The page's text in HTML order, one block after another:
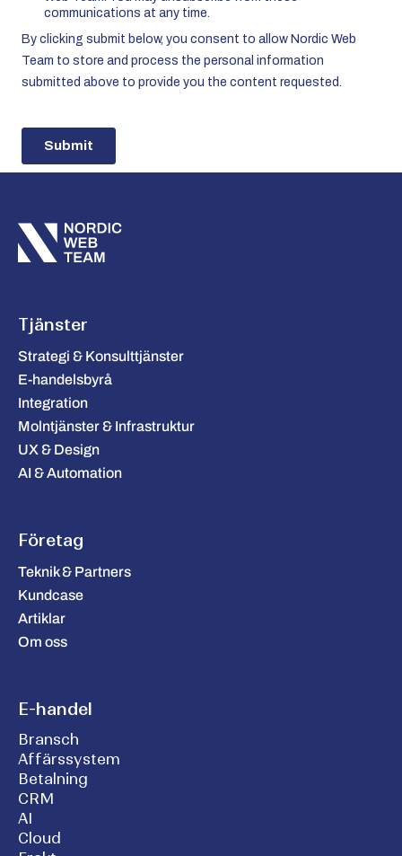
Tjänster
Strategi & Konsulttjänster
E-handelsbyrå
Integration
Molntjänster & Infrastruktur
UX & Design
AI & Automation
Företag
Teknik & Partners
Kundcase
Artiklar
Om oss
E-handel
Bransch
Affärssystem
Betalning
CRM
AI
Cloud